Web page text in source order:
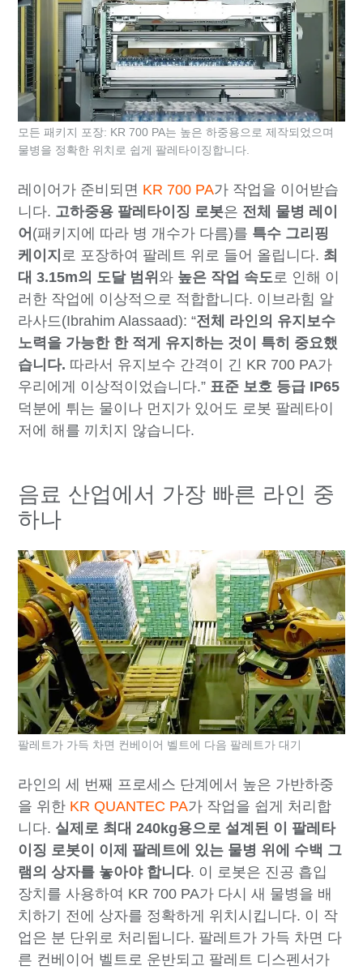
레이어가 준비되면 KR 700 PA가 작업을 이어받습
니다. 고하중용 팔레타이징 로봇은 전체 물병 레이
어 (패키지에 따라 병 개수가 다름)를 특수 그리핑
케이지 로 포장하여 팔레트 위로 들어 올립니다. 최
대 3.15m의 도달 범위 와 높은 작업 속도 로 인해 이
러한 작업에 이상적으로 적합합니다. 이브라힘 알
라사드(Ibrahim Alassaad): “전체 라인의 유지보수
노력을 가능한 한 적게 유지하는 것이 특히 중요했
습니다. 따라서 유지보수 간격이 긴 KR 700 PA가
우리에게 이상적이었습니다.” 표준 보호 등급 IP65
덕분에 튀는 물이나 먼지가 있어도 로봇 팔레타이
저에 해를 끼치지 않습니다.
모든 패키지 포장: KR 700 PA는 높은 하중용으로 제작되었으며
물병을 정확한 위치로 쉽게 팔레타이징합니다.
음료 산업에서 가장 빠른 라인 중
하나
라인의 세 번째 프로세스 단계에서 높은 가반하중
을 위한 KR QUANTEC PA가 작업을 쉽게 처리합
니다. 실제로 최대 240kg용으로 설계된 이 팔레타
이징 로봇이 이제 팔레트에 있는 물병 위에 수백 그
램의 상자를 놓아야 합니다. 이 로봇은 진공 흡입
장치를 사용하여 KR 700 PA가 다시 새 물병을 배
치하기 전에 상자를 정확하게 위치시킵니다. 이 작
업은 분 단위로 처리됩니다. 팔레트가 가득 차면 다
른 컨베이어 벨트로 운반되고 팔레트 디스펜서가
팔레트가 가득 차면 컨베이어 벨트에 다음 팔레트가 대기